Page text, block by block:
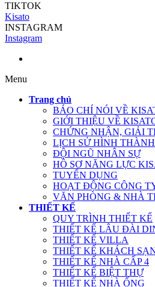
TIKTOK
Kisato
INSTAGRAM
Instagram
Menu
Trang chủ
BÁO CHÍ NÓI VỀ
GIỚI THIỆU VỀ
CHỨNG NHẬN, GIẢI
LỊCH SỬ HÌNH
ĐỘI NGŨ NHÂN SỰ
HỒ SƠ NĂNG LỰC
TUYỂN DỤNG
HOẠT ĐỘNG CÔNG
VĂN PHÒNG & NHÀ
THIẾT KẾ
QUY TRÌNH THIẾT KẾ
THIẾT KẾ LÂU ĐÀI
THIẾT KẾ VILLA
THIẾT KẾ KHÁCH
THIẾT KẾ NHÀ CẤP 4
THIẾT KẾ BIỆT THỰ
THIẾT KẾ NHÀ ỐNG